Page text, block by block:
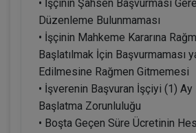
• İşçinin Şahsen Başvurması
Düzenleme Bulunmaması
• İşçinin Mahkeme Kararına
Başlatılmak İçin Başvurmaması
Edilmesine Rağmen Gitmemesi
• İşverenin Başvuran İşçiyi (1)
Başlatma Zorunluluğu
• Boşta Geçen Süre Ücretinin